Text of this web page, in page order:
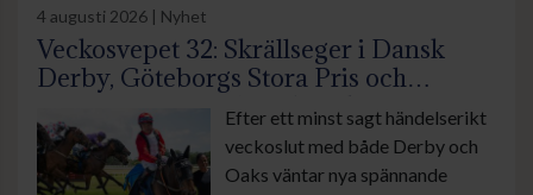
4 augusti 2026 | Nyhet
Veckosvepet 32: Skrällseger i Dansk
Derby, Göteborgs Stora Pris och
suverän insats av Lamborghini BF
Efter ett minst sagt händelserikt
veckoslut med både Derby och
Oaks väntar nya spännande